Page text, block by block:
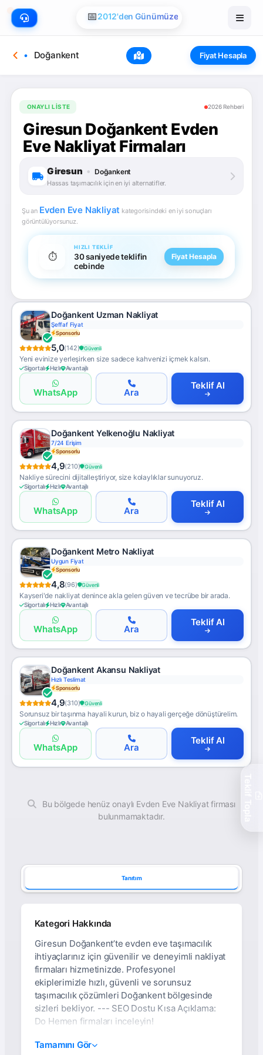
📅2012'den Günümüze
Doğankent Fiyat Hesapla
ONAYLI LISTE 2026 Rehberi
Giresun Doğankent Evden
Eve Nakliyat Firmaları
Giresun • Doğankent
Hassas taşımacılık için en iyi alternatifler.
Şu an Evden Eve Nakliyat kategorisindeki en iyi sonuçları
görüntülüyorsunuz.
⏱️
HIZLI TEKLIF
30 saniyede teklifin
cebinde
Fiyat Hesapla
Doğankent Uzman Nakliyat
Şeffaf Fiyat
Sponsorlu
5,0(142) Güvenli
Yeni evinize yerleşirken size sadece kahvenizi içmek kalsın.
Sigortalı Hızlı Avantajlı
WhatsApp Ara
Teklif Al
Doğankent Yelkenoğlu Nakliyat
7/24 Erişim
Sponsorlu
4,9(210) Güvenli
Nakliye sürecini dijitalleştiriyor, size kolaylıklar sunuyoruz.
Sigortalı Hızlı Avantajlı
WhatsApp Ara
Teklif Al
Doğankent Metro Nakliyat
Uygun Fiyat
Sponsorlu
4,8(96) Güvenli
Kayseri'de nakliyat denince akla gelen güven ve tecrübe bir arada.
Sigortalı Hızlı Avantajlı
WhatsApp Ara
Teklif Al
Doğankent Akansu Nakliyat
Hızlı Teslimat
Sponsorlu
4,9(310) Güvenli
Sorunsuz bir taşınma hayali kurun, biz o hayali gerçeğe dönüştürelim.
Sigortalı Hızlı Avantajlı
WhatsApp Ara
Teklif Al
Bu bölgede henüz onaylı Evden Eve Nakliyat firması
bulunmamaktadır.
Tanıtım
Kategori Hakkında
Giresun Doğankent’te evden eve taşımacılık
ihtiyaçlarınız için güvenilir ve deneyimli nakliyat
firmaları hizmetinizde. Profesyonel
ekiplerimizle hızlı, güvenli ve sorunsuz
taşımacılık çözümleri Doğankent bölgesinde
sizleri bekliyor. --- SEO Dostu Kısa Açıklama:
Do Hemen firmaları inceleyin!
Giresun Doğankent
Tamamını Gör